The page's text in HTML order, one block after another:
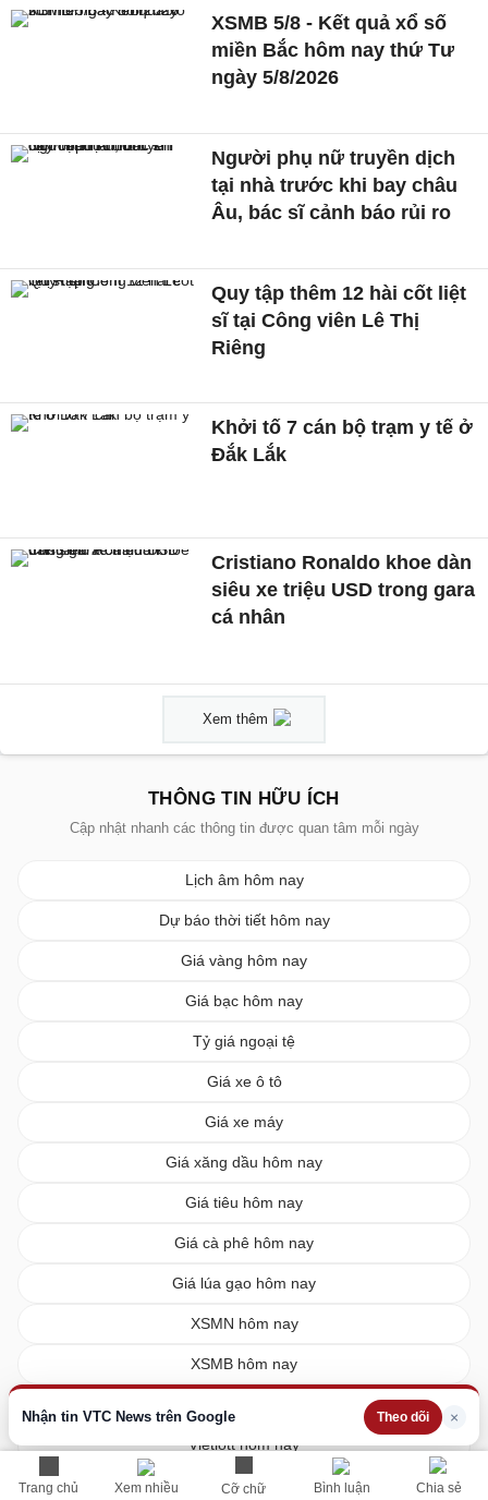
Trang chủ Xem nhiều Cỡ chữ Bình luận Chia sẻ
Nhận tin VTC News trên Google Theo dõi ×
XSMB 5/8 - Kết quả xổ số
miền Bắc hôm nay thứ Tư
ngày 5/8/2026
Người phụ nữ truyền dịch
tại nhà trước khi bay châu
Âu, bác sĩ cảnh báo rủi ro
Quy tập thêm 12 hài cốt liệt
sĩ tại Công viên Lê Thị
Riêng
Khởi tố 7 cán bộ trạm y tế ở
Đắk Lắk
Cristiano Ronaldo khoe dàn
siêu xe triệu USD trong gara
cá nhân
Xem thêm
THÔNG TIN HỮU ÍCH
Cập nhật nhanh các thông tin được quan tâm mỗi ngày
Lịch âm hôm nay
Dự báo thời tiết hôm nay
Giá vàng hôm nay
Giá bạc hôm nay
Tỷ giá ngoại tệ
Giá xe ô tô
Giá xe máy
Giá xăng dầu hôm nay
Giá tiêu hôm nay
Giá cà phê hôm nay
Giá lúa gạo hôm nay
XSMN hôm nay
XSMB hôm nay
Vietlott hôm nay